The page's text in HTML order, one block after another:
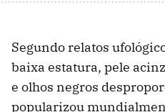
Segundo relatos
baixa estatura, pele
e olhos negros
popularizou